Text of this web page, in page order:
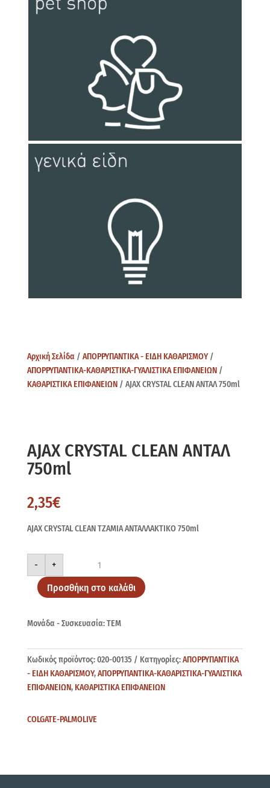
Αρχική Σελίδα / ΑΠΟΡΡΥΠΑΝΤΙΚΑ - ΕΙΔΗ ΚΑΘΑΡΙΣΜΟΥ/
ΑΠΟΡΡΥΠΑΝΤΙΚΑ-ΚΑΘΑΡΙΣΤΙΚΑ-ΓΥΑΛΙΣΤΙΚΑ ΕΠΙΦΑΝΕΙΩΝ/
ΚΑΘΑΡΙΣΤΙΚΑ ΕΠΙΦΑΝΕΙΩΝ/ AJAX CRYSTAL CLEAN ANTAΛ 750ml
AJAX CRYSTAL CLEAN ANTAΛ
750ml
2,35€
AJAX CRYSTAL CLEAN ΤΖΑΜΙΑ ANTAΛΛΑΚΤΙKO 750ml
-
AJAX
CLEAN
ANTAΛ
750ml
ποσότητα
+
Προσθήκη στο καλάθι
Μονάδα - Συσκευασία: ΤΕΜ
Κωδικός προϊόντος:020-00135 Κατηγορίες:ΑΠΟΡΡΥΠΑΝΤΙΚΑ
- ΕΙΔΗ ΚΑΘΑΡΙΣΜΟΥ,ΑΠΟΡΡΥΠΑΝΤΙΚΑ-ΚΑΘΑΡΙΣΤΙΚΑ-ΓΥΑΛΙΣΤΙΚΑ
ΕΠΙΦΑΝΕΙΩΝ, ΚΑΘΑΡΙΣΤΙΚΑ ΕΠΙΦΑΝΕΙΩΝ
COLGATE-PALMOLIVE